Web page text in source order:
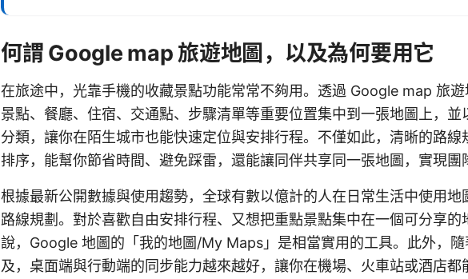
何謂 Google map 旅遊地圖，以及為何要用它
在旅途中，光靠手機的收藏景點功能常常不夠用。透過 Google map 旅
景點、餐廳、住宿、交通點、步驟清單等重要位置集中到一張地圖上，並
分類，讓你在陌生城市也能快速定位與安排行程。不僅如此，清晰的路線
排序，能幫你節省時間、避免踩雷，還能讓同伴共享同一張地圖，實現團
根據最新公開數據與使用趨勢，全球有數以億計的人在日常生活中使用地
路線規劃。對於喜歡自由安排行程、又想把重點景點集中在一個可分享的
說，Google 地圖的「我的地圖/My Maps」是相當實用的工具。此外，
及，桌面端與行動端的同步能力越來越好，讓你在機場、火車站或酒店都